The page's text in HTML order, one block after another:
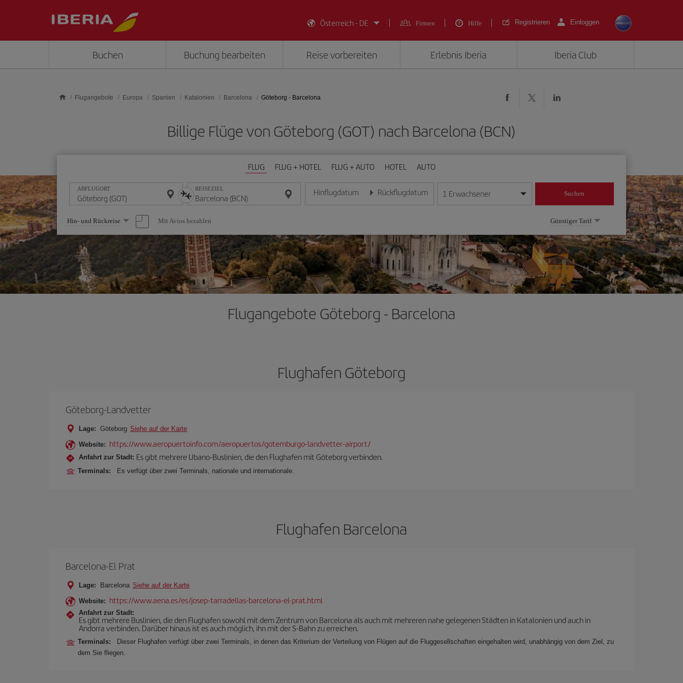
Österreich - DE
Firmen Hilfe Registrieren Einloggen
Buchen Buchung bearbeiten Reise vorbereiten Erlebnis Iberia Iberia Club
Flugangebote Europa Spanien Katalonien Barcelona Göteborg - Barcelona
Billige Flüge von Göteborg (GOT) nach Barcelona (BCN)
FLUG FLUG + HOTEL FLUG + AUTO HOTEL AUTO
ABFLUGORT REISEZIEL Hinflugdatum
Geben Sie das Datum im Format Tag/Monat/Jahr ein
Rückflugdatum
Geben Sie das Datum im Format Tag/Monat/Jahr ein
1 Erwachsener Suchen
Wählen
Sie
eine
Option
Hin- und Rückreise Mit Avios bezahlen Günstiger Tarif
Flugangebote Göteborg - Barcelona
Flughafen Göteborg
Göteborg-Landvetter
Lage: Göteborg Siehe auf der Karte
Website: https://www.aeropuertoinfo.com/aeropuertos/gotemburgo-landvetter-airport/
Anfahrt zur Stadt: Es gibt mehrere Ubano-Buslinien, die den Flughafen mit Göteborg verbinden.
Terminals: Es verfügt über zwei Terminals, nationale und internationale.
Flughafen Barcelona
Barcelona-El Prat
Lage: Barcelona Siehe auf der Karte
Website: https://www.aena.es/es/josep-tarradellas-barcelona-el-prat.html
Anfahrt zur Stadt:
Es gibt mehrere Buslinien, die den Flughafen sowohl mit dem Zentrum von Barcelona als auch mit mehreren nahe gelegenen Städten in Katalonien und auch in
Andorra verbinden. Darüber hinaus ist es auch möglich, ihn mit der S-Bahn zu erreichen.
Terminals:
Dieser Flughafen verfügt über zwei Terminals, in denen das Kriterium der Verteilung von Flügen auf die Fluggesellschaften eingehalten wird, unabhängig von dem Ziel, zu
dem Sie fliegen.